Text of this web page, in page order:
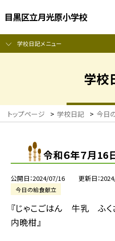
目黒区立月光原小学校
学校日記メニュー
学校
トップページ > 学校日記 > 今日
令和６年７月16
公開日 2024/07/16 更新日
今日の給食献立
『じゃこごはん 牛乳 ふ
内晩柑』